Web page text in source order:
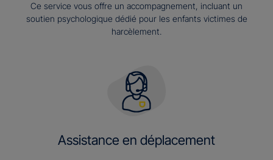
Ce service vous offre un accompagnement, incluant un
soutien psychologique dédié pour les enfants victimes de
harcèlement.
Assistance en déplacement